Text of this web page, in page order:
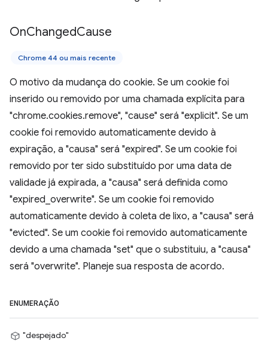
OnChangedCause
Chrome 44 ou mais recente
O motivo da mudança do cookie. Se um cookie foi
inserido ou removido por uma chamada explícita para
"chrome.cookies.remove", "cause" será "explicit". Se um
cookie foi removido automaticamente devido à
expiração, a "causa" será "expired". Se um cookie foi
removido por ter sido substituído por uma data de
validade já expirada, a "causa" será definida como
"expired_overwrite". Se um cookie foi removido
automaticamente devido à coleta de lixo, a "causa" será
"evicted". Se um cookie foi removido automaticamente
devido a uma chamada "set" que o substituiu, a "causa"
será "overwrite". Planeje sua resposta de acordo.
ENUMERAÇÃO
"despejado"